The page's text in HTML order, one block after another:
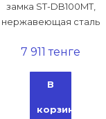
замка ST-DB100MT,
нержавеющая сталь
7 911 тенге
В
корзину